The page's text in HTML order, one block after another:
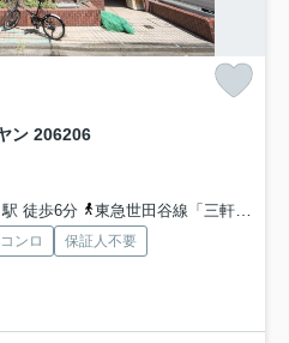
ン 206206
徒歩6分
東急世田谷線「三軒茶屋」駅 徒歩2分
ンロ
保証人不要